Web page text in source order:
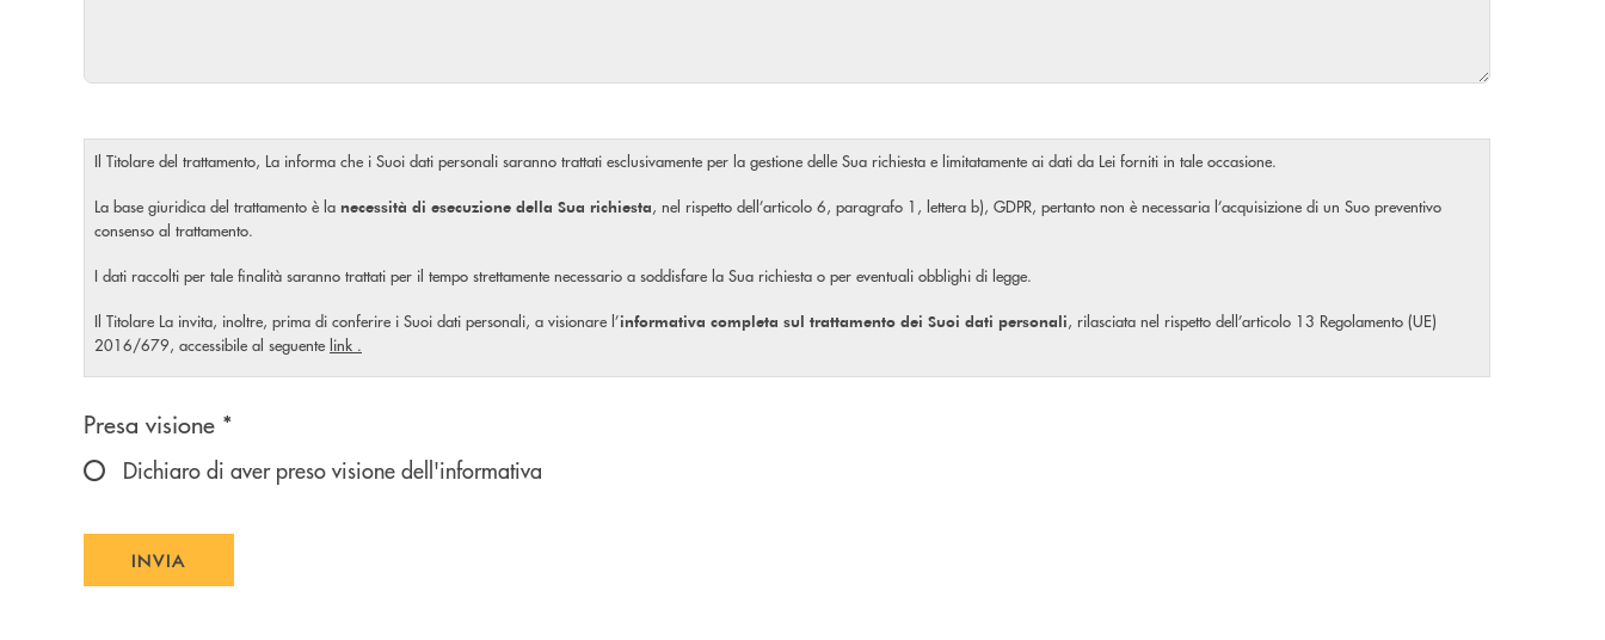
Il Titolare del trattamento, La informa che i Suoi dati personali saranno trattati esclusivamente per la gestione delle Sua richiesta e limitatamente ai dati da Lei forniti in tale occasione.
La base giuridica del trattamento è la necessità di esecuzione della Sua richiesta, nel rispetto dell’articolo 6, paragrafo 1, lettera b), GDPR, pertanto non è necessaria l’acquisizione di un Suo preventivo
consenso al trattamento.
I dati raccolti per tale finalità saranno trattati per il tempo strettamente necessario a soddisfare la Sua richiesta o per eventuali obblighi di legge.
Il Titolare La invita, inoltre, prima di conferire i Suoi dati personali, a visionare l’informativa completa sul trattamento dei Suoi dati personali, rilasciata nel rispetto dell’articolo 13 Regolamento (UE)
2016/679, accessibile al seguente link .
Scegliere un'opzione
Presa visione *
Dichiaro di aver preso visione dell'informativa
INVIA FORM
INVIA